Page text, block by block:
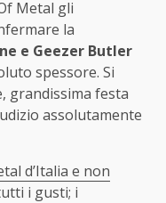
Metal gli
la
e Geezer Butler
spessore. Si
grandissima festa
assolutamente
d’Italia e non
i gusti; i